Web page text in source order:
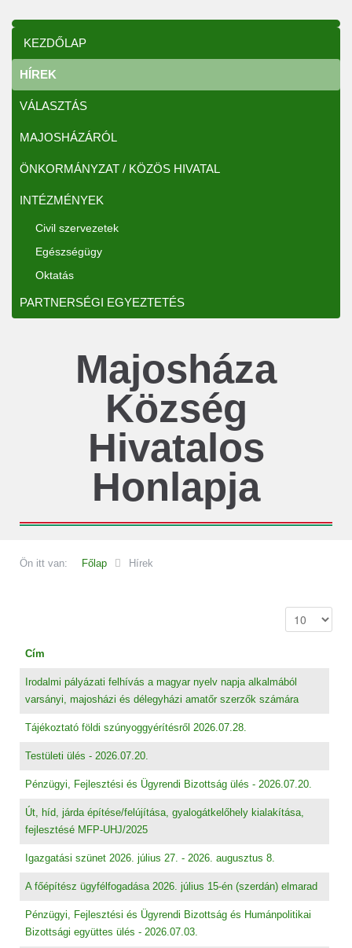
KEZDŐLAP
HÍREK
VÁLASZTÁS
MAJOSHÁZÁRÓL
ÖNKORMÁNYZAT / KÖZÖS HIVATAL
INTÉZMÉNYEK
Civil szervezetek
Egészségügy
Oktatás
PARTNERSÉGI EGYEZTETÉS
Majosháza
Község
Hivatalos
Honlapja
Ön itt van: Főlap Hírek
Cím
Irodalmi pályázati felhívás a magyar nyelv napja alkalmából
varsányi, majosházi és délegyházi amatőr szerzők számára
Tájékoztató földi szúnyoggyérítésről 2026.07.28.
Testületi ülés - 2026.07.20.
Pénzügyi, Fejlesztési és Ügyrendi Bizottság ülés - 2026.07.20.
Út, híd, járda építése/felújítása, gyalogátkelőhely kialakítása,
fejlesztésé MFP-UHJ/2025
Igazgatási szünet 2026. július 27. - 2026. augusztus 8.
A főépítész ügyfélfogadása 2026. július 15-én (szerdán) elmarad
Pénzügyi, Fejlesztési és Ügyrendi Bizottság és Humánpolitikai
Bizottsági együttes ülés - 2026.07.03.